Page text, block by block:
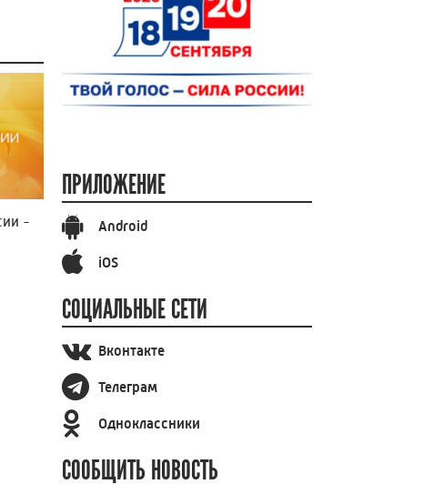
-
ПРИЛОЖЕНИЕ
Android
iOS
СОЦИАЛЬНЫЕ СЕТИ
Вконтакте
Телеграм
Одноклассники
СООБЩИТЬ НОВОСТЬ